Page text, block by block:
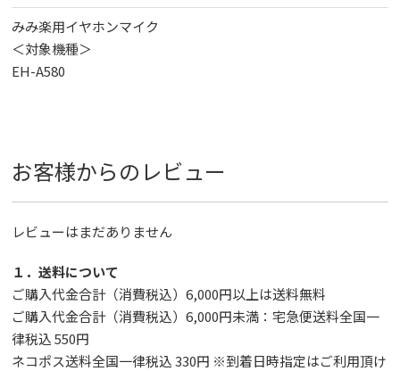
みみ楽用イヤホンマイク
＜対象機種＞
EH-A580
お客様からのレビュー
レビューはまだありません
１．送料について
ご購入代金合計（消費税込）6,000円以上は送料無料
ご購入代金合計（消費税込）6,000円未満：宅急便送料全国一
律税込 550円
ネコポス送料全国一律税込 330円 ※到着日時指定はご利用頂け